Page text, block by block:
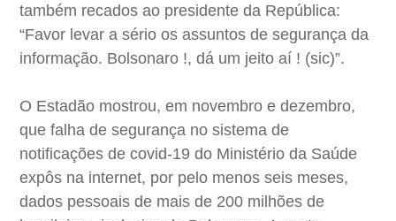
também recados ao presidente da República:
“Favor levar a sério os assuntos de segurança da
informação. Bolsonaro !, dá um jeito aí ! (sic)”.
O Estadão mostrou, em novembro e dezembro,
que falha de segurança no sistema de
notificações de covid-19 do Ministério da Saúde
expôs na internet, por pelo menos seis meses,
dados pessoais de mais de 200 milhões de